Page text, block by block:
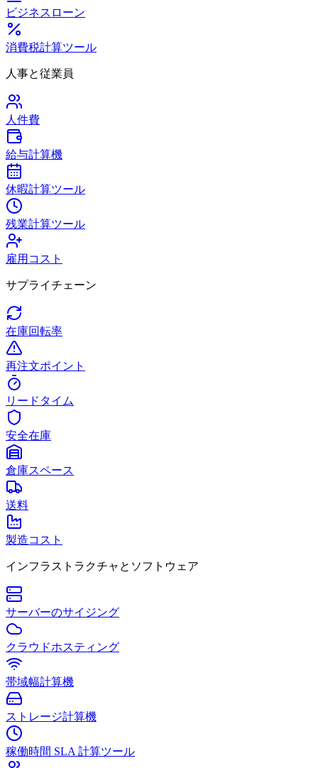
ビジネスローン
消費税計算ツール
人事と従業員
人件費
給与計算機
休暇計算ツール
残業計算ツール
雇用コスト
サプライチェーン
在庫回転率
再注文ポイント
リードタイム
安全在庫
倉庫スペース
送料
製造コスト
インフラストラクチャとソフトウェア
サーバーのサイジング
クラウドホスティング
帯域幅計算機
ストレージ計算機
稼働時間 SLA 計算ツール